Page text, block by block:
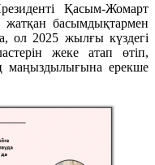
Қасым-Жомарт
басымдықтармен
ол 2025 жылғы күздегі
жеке атап өтіп,
маңыздылығына ерекше